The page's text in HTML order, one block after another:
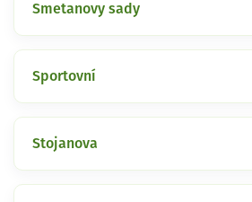
Smetanovy sady
Sportovní
Stojanova